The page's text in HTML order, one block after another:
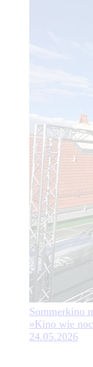
Sommerkino
»Kino wie
24.05.2026